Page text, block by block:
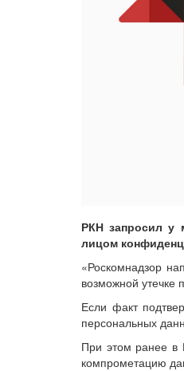
РКН запросил у
лицом
«Роскомнадзор
возможной утечке
Если факт
персональных
При этом ранее в
компрометацию